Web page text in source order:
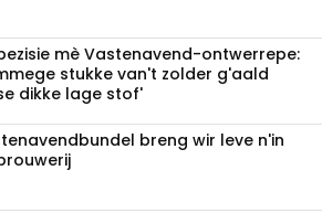
mè Vastenavend-ontwerrepe:
stukke van't zolder g'aald
dikke lage stof'
breng wir leve n'in